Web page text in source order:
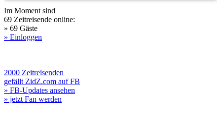
Im Moment sind
69 Zeitreisende online:
» 69 Gäste
» Einloggen
2000 Zeitreisenden
gefällt ZidZ.com auf FB
» FB-Updates ansehen
» jetzt Fan werden